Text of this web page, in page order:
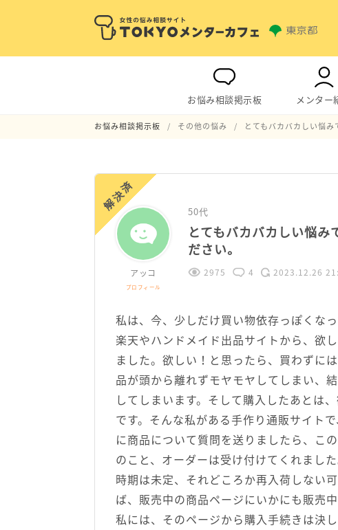
お悩み相談掲示板 メンター
お悩み相談掲示板 その他の悩み とてもバカバカしい悩み
解決済
アッコ
プロフィール
50代
とてもバカバカしい悩み
ださい。
2975 4 2023.12.26
私は、今、少しだけ買い物依存っぽくな
楽天やハンドメイド出品サイトから、欲
ました。欲しい！と思ったら、買わずに
品が頭から離れずモヤモヤしてしまい、
してしまいます。そして購入したあとは
です。そんな私がある手作り通販サイト
に商品について質問を送りましたら、こ
のこと、オーダーは受け付けてくれまし
時期は未定、それどころか再入荷しない
ば、販売中の商品ページにいかにも販売
私には、そのページから購入手続きは決